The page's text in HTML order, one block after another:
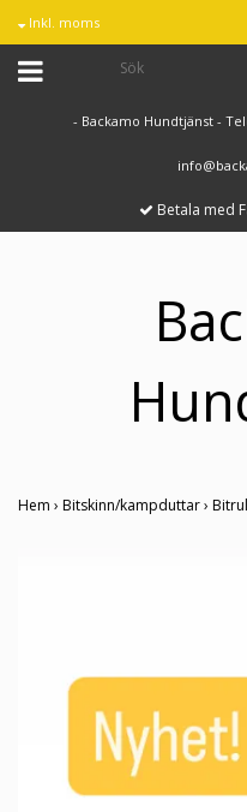
Inkl. moms
- Backamo Hundtjänst -
Betala med
Hem › Bitskinn/kampduttar›